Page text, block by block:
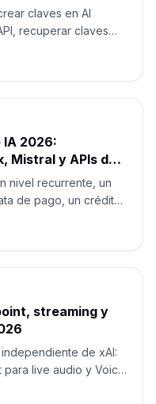
claves en AI
recuperar claves
IA 2026:
Mistral y APIs de
nivel recurrente, un
de pago, un crédito
streaming y
de xAI:
para live audio y Voice